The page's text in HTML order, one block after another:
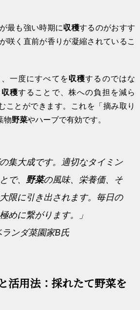
最も強い時期に収穫するのがおすす
咲く直前が香りが凝縮されているこ
一度にすべてを収穫するのではな
収穫することで、株への負担を減ら
ことができます。これを「摘み取り
物野菜やハーブで有効です。
の集大成です。適切なタイミン
で、 野菜の風味、栄養価、そ
限に引き出されます。毎日の
めに繋がります。」
ンダ菜園家B氏
活用法：採れたて野菜を